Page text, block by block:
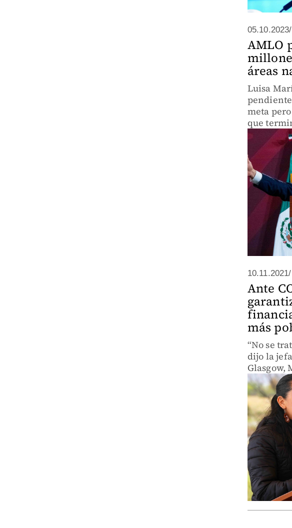
05.10.2023/
AMLO
áreas
Luisa
meta
que
López
10.11.2021/
Ante
más
“No se
dijo la
Glasgow,